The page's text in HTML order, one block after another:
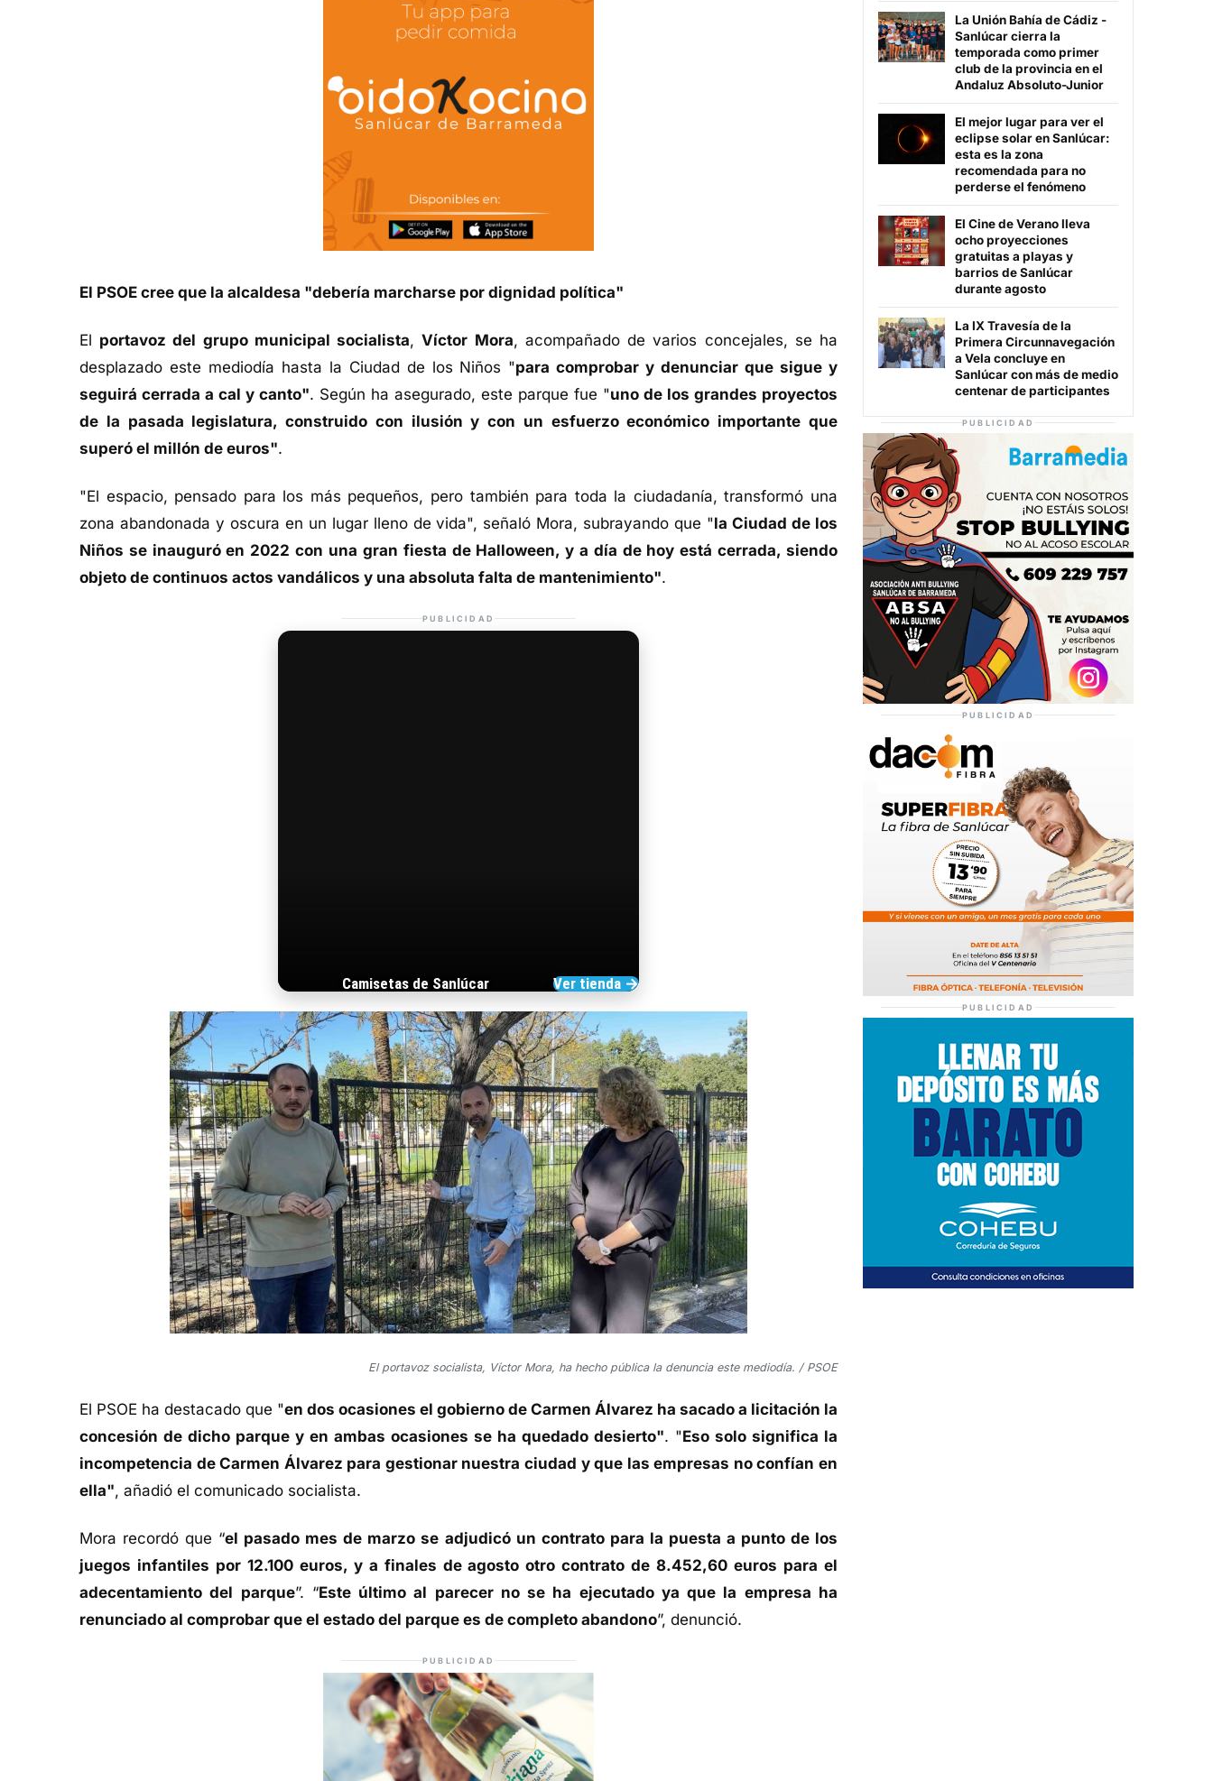
El PSOE cree que la alcaldesa "debería marcharse por dignidad política"
El portavoz del grupo municipal socialista,Víctor Mora, acompañado de varios concejales, se ha
desplazado este mediodía hasta la Ciudad de los Niños "para comprobar y denunciar que sigue y
seguirá cerrada a cal y canto". Según ha asegurado, este parque fue "uno de los grandes proyectos
de la pasada legislatura, construido con ilusión y con un esfuerzo económico importante que
superó el millón de euros".
"El espacio, pensado para los más pequeños, pero también para toda la ciudadanía, transformó una
zona abandonada y oscura en un lugar lleno de vida", señaló Mora, subrayando que "la Ciudad de los
Niños se inauguró en 2022 con una gran fiesta de Halloween, y a día de hoy está cerrada, siendo
objeto de continuos actos vandálicos y una absoluta falta de mantenimiento".
PUBLICIDAD
Camisetas de Sanlúcar Ver tienda →
El portavoz socialista, Víctor Mora, ha hecho pública la denuncia este mediodía. / PSOE
El PSOE ha destacado que "en dos ocasiones el gobierno de Carmen Álvarez ha sacado a licitación la
concesión de dicho parque y en ambas ocasiones se ha quedado desierto". "Eso solo significa la
incompetencia de Carmen Álvarez para gestionar nuestra ciudad y que las empresas no confían en
ella", añadió el comunicado socialista.
Mora recordó que “el pasado mes de marzo se adjudicó un contrato para la puesta a punto de los
juegos infantiles por 12.100 euros, y a finales de agosto otro contrato de 8.452,60 euros para el
adecentamiento del parque”. “Este último al parecer no se ha ejecutado ya que la empresa ha
renunciado al comprobar que el estado del parque es de completo abandono”, denunció.
PUBLICIDAD
La Unión Bahía de Cádiz -
Sanlúcar cierra la
temporada como primer
club de la provincia en el
Andaluz Absoluto-Junior
El mejor lugar para ver el
eclipse solar en Sanlúcar:
esta es la zona
recomendada para no
perderse el fenómeno
El Cine de Verano lleva
ocho proyecciones
gratuitas a playas y
barrios de Sanlúcar
durante agosto
La IX Travesía de la
Primera Circunnavegación
a Vela concluye en
Sanlúcar con más de medio
centenar de participantes
PUBLICIDAD
PUBLICIDAD
PUBLICIDAD